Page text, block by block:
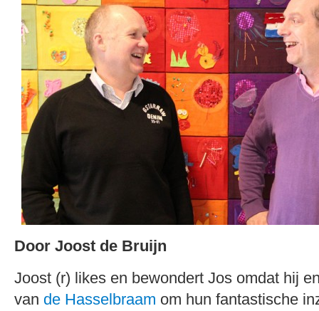
Door Joost de Bruijn
Joost (r) likes en bewondert Jos omdat hij
van de Hasselbraam om hun fantastische